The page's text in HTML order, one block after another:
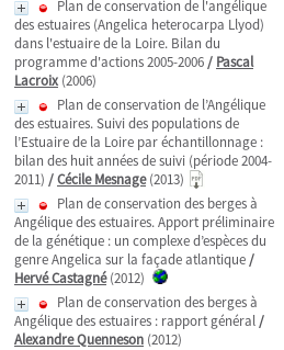
Plan de conservation de l'angélique
des estuaires (Angelica heterocarpa Llyod)
dans l'estuaire de la Loire. Bilan du
programme d'actions 2005-2006/ Pascal
Lacroix (2006)
Plan de conservation de l’Angélique
des estuaires. Suivi des populations de
l’Estuaire de la Loire par échantillonnage :
bilan des huit années de suivi (période 2004-
2011) /Cécile Mesnage(2013)
Plan de conservation des berges à
Angélique des estuaires. Apport préliminaire
de la génétique : un complexe d’espèces du
genre Angelica sur la façade atlantique/
Hervé Castagné(2012)
Plan de conservation des berges à
Angélique des estuaires : rapport général/
Alexandre Quenneson (2012)